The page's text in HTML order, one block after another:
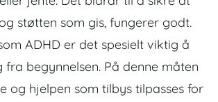
støtten som gis, fungerer godt.
ADHD er det spesielt viktig å
begynnelsen. På denne måten
og hjelpen som tilbys tilpasses for